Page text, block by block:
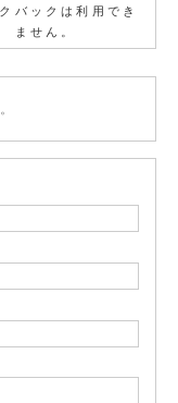
バックは利用でき
ません。